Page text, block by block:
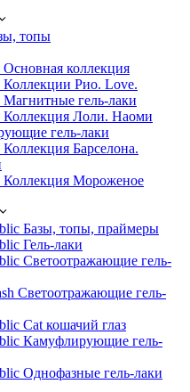
топы
Основная коллекция
Коллекции Рио. Love.
Магнитные гель-лаки
Коллекция Лоли. Наоми
гель-лаки
Барселона.
Коллекция Мороженое
Базы, топы, праймеры
Гель-лаки
Светоотражающие гель-
Светоотражающие гель-
Cat кошачий глаз
Камуфлирующие гель-
Однофазные гель-лаки